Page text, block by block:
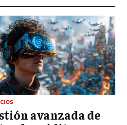
DIGITAL
PERSUASIÓN
DE PRODUCTOS
CORPORATIVA
MARCA
DE MERCADO
avanzada de